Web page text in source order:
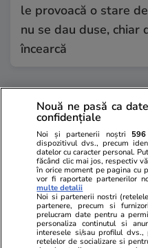
le provoacă o stare
nu se dau duse, chiar
încearcă
Horoscop
Horoscop 1 august
este bine să evite
care le provoacă o
agitație și nu se dau
dacă încearcă
Tehnologie
Nouă ne pasă ca
confidențiale
Noi și partenerii noștri 596
dispozitivul dvs., precum
datelor cu caracter personal.
făcând clic mai jos, respectiv
în orice moment pe pagina cu
vor fi raportate partenerilor
multe detalii
Noi si partenerii nostri
partenere, precum si
prelucram date pentru a
personaliza continutul si
interesele si/sau profilul
retelelor de socializare si